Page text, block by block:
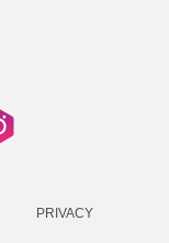
PRIVACY